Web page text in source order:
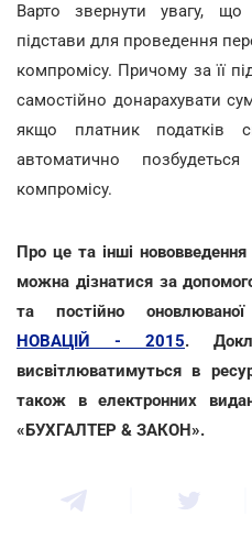
Варто звернути увагу, що
підстави для проведення
компромісу. Причому за її
самостійно донарахувати
якщо платник податків
автоматично
компромісу.
Про це та інші
можна дізнатися за
та постійно
НОВАЦІЙ - 2015.
висвітлюватимуться в
також в електронних
«БУХГАЛТЕР & ЗАКОН».